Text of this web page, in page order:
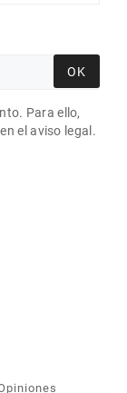
PAPEL
OK
Para ello,
el aviso legal.